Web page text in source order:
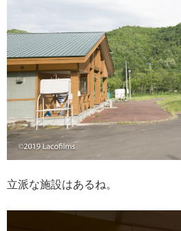
立派な施設はあるね。